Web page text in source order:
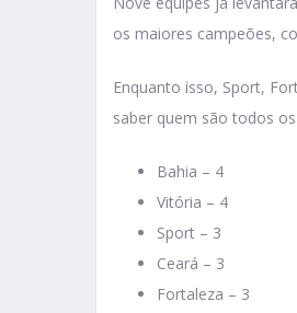
os maiores campeões,
Enquanto isso, Sport,
saber quem são todos
Bahia – 4
Vitória – 4
Sport – 3
Ceará – 3
Fortaleza – 3